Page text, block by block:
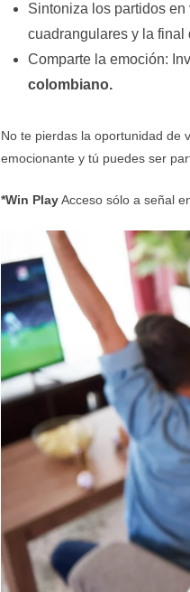
Sintoniza los partidos
cuadrangulares y la final
Comparte la emoción:
colombiano.
No te pierdas la oportunidad de
emocionante y tú puedes ser
*Win PlayAcceso sólo a señal